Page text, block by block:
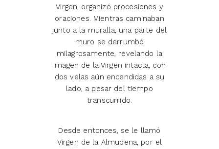
Virgen, organizó procesiones y
oraciones. Mientras caminaban
junto a la muralla, una parte del
muro se derrumbó
milagrosamente, revelando la
imagen de la Virgen intacta, con
dos velas aún encendidas a su
lado, a pesar del tiempo
transcurrido.
Desde entonces, se le llamó
Virgen de la Almudena, por el